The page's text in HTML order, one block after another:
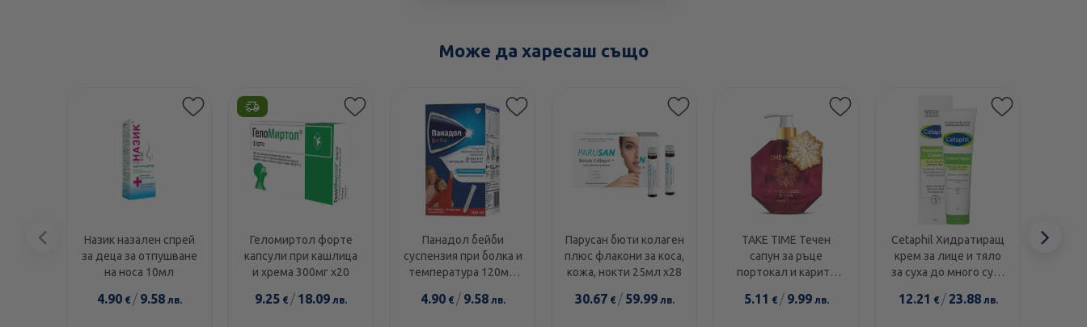
Може да харесаш също
Назик назален спрей
за деца за отпушване
на носа 10мл
4.90€ / 9.58лв.
Геломиртол форте
капсули при кашлица
и хрема 300мг х20
9.25 € / 18.09 лв.
Панадол бейби
суспензия при болка и
температура 120мг/
4.90€ / 9.58лв.
Парусан бюти колаген
плюс флакони за коса,
кожа, нокти 25мл х28
30.67 € / 59.99лв.
TAKE TIME Течен
сапун за ръце
портокал и карите
5.11 € / 9.99лв.
Cetaphil Хидратиращ
крем за лице и тяло
за суха до много суха
100г
12.21 € / 23.88лв.
Предишен
елемент